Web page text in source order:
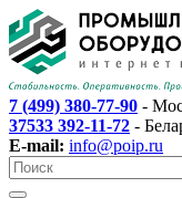
7 (499) 380-77-90 -
37533 392-11-72 -
E-mail: info@poip.ru